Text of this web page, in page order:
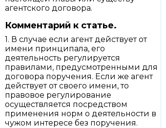
агентского договора.
Комментарий к статье.
1. В случае если агент действует от
имени принципала, его
деятельность регулируется
правилами, предусмотренными для
договора поручения. Если же агент
действует от своего имени, то
правовое регулирование
осуществляется посредством
применения норм о деятельности в
чужом интересе без поручения.